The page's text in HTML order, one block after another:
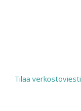
Tilaa verkostoviesti